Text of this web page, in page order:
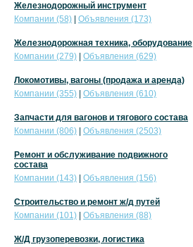
Железнодорожный инструмент
Компании (58)
Объявления (173)
Железнодорожная техника, оборудование
Компании (279)
Объявления (629)
Локомотивы, вагоны (продажа и аренда)
Компании (355)
Объявления (610)
Запчасти для вагонов и тягового состава
Компании (806)
Объявления (2503)
Ремонт и обслуживание подвижного
состава
Компании (143)
Объявления (156)
Строительство и ремонт ж/д путей
Компании (101)
Объявления (88)
Ж/Д грузоперевозки, логистика